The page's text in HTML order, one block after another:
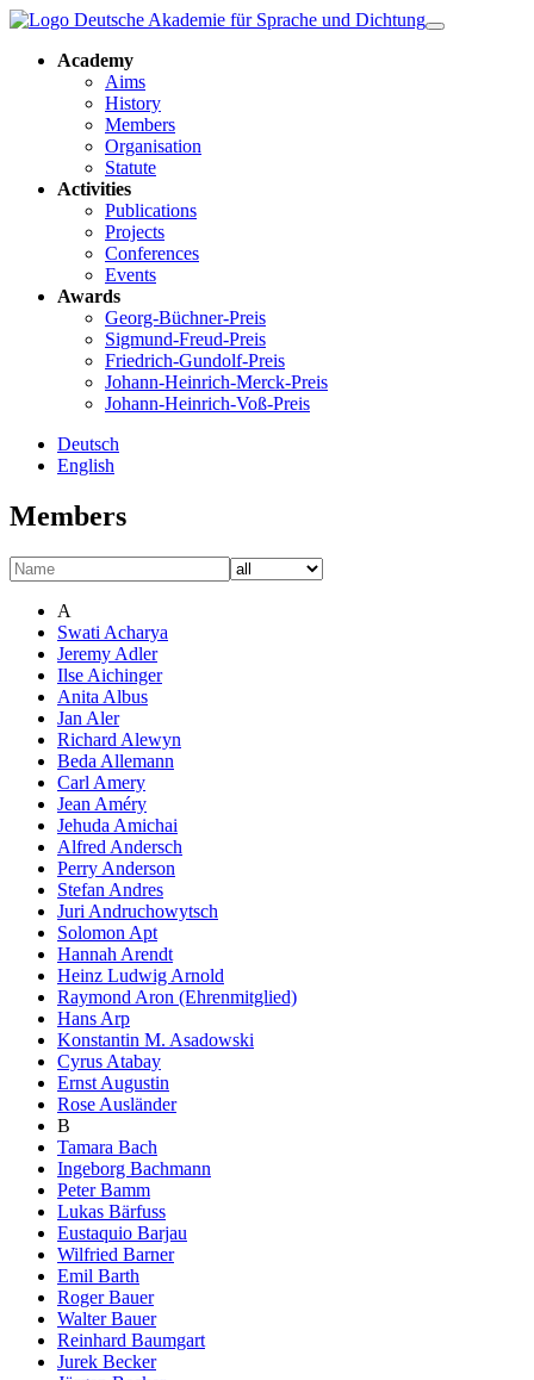
Academy
Aims
History
Members
Organisation
Statute
Activities
Publications
Projects
Conferences
Events
Awards
Georg-Büchner-Preis
Sigmund-Freud-Preis
Friedrich-Gundolf-Preis
Johann-Heinrich-Merck-Preis
Johann-Heinrich-Voß-Preis
Deutsch
English
Members
A
Swati Acharya
Jeremy Adler
Ilse Aichinger
Anita Albus
Jan Aler
Richard Alewyn
Beda Allemann
Carl Amery
Jean Améry
Jehuda Amichai
Alfred Andersch
Perry Anderson
Stefan Andres
Juri Andruchowytsch
Solomon Apt
Hannah Arendt
Heinz Ludwig Arnold
Raymond Aron (Ehrenmitglied)
Hans Arp
Konstantin M. Asadowski
Cyrus Atabay
Ernst Augustin
Rose Ausländer
B
Tamara Bach
Ingeborg Bachmann
Peter Bamm
Lukas Bärfuss
Eustaquio Barjau
Wilfried Barner
Emil Barth
Roger Bauer
Walter Bauer
Reinhard Baumgart
Jurek Becker